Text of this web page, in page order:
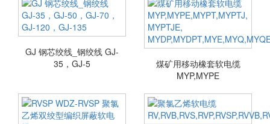
GJ 钢芯绞线_钢绞线 GJ-
35，GJ-5
煤矿用移动橡套软电缆
MYP,MYPE